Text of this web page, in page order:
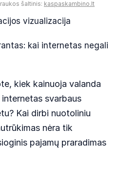
šaltinis: kaspaskambino.lt
vizualizacija
kai internetas negali
kiek kainuoja valanda
svarbaus
Kai dirbi nuotoliniu
nėra tik
pajamų praradimas